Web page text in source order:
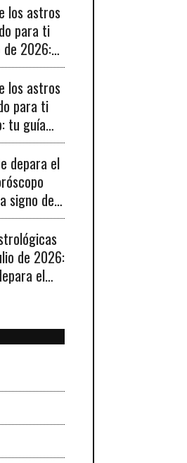
los astros
para ti
de 2026:
los astros
para ti
tu guía
y
para un
depara el
signo del
de 2026:
el